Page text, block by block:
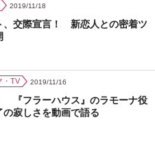
2019/11/18
、交際宣言！ 新恋人との密着ツ
・TV 2019/11/16
『フラーハウス』のラモーナ役
寂しさを動画で語る